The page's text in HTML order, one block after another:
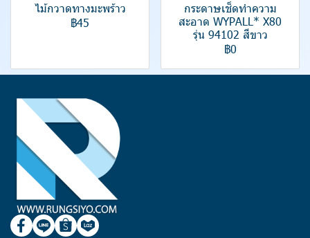
ไม้กวาดทางมะพร้าว
฿45
กระดาษเช็ดทำความ
สะอาด WYPALL* X80
รุ่น 94102 สีขาว
฿0